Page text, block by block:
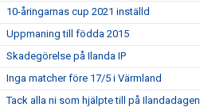
10-åringarnas cup 2021 inställd
Uppmaning till födda 2015
Skadegörelse på Ilanda IP
Inga matcher före 17/5 i Värmland
Tack alla ni som hjälpte till på Ilandadagen